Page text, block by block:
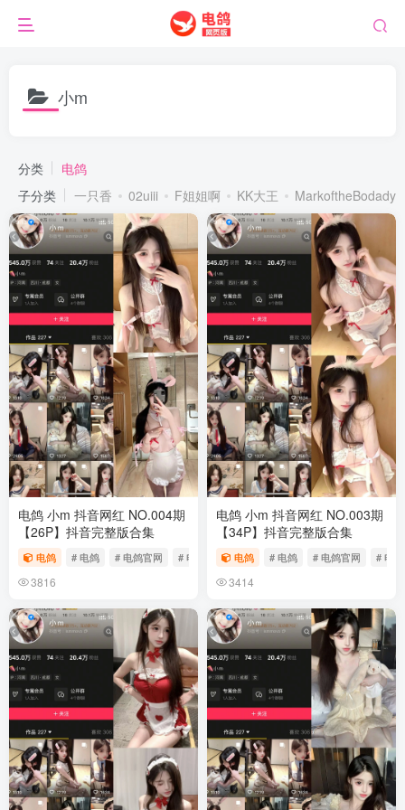
小m
分类
电鸽
子分类
一只香 02uiii F姐姐啊 KK大王 MarkoftheBodady
电鸽 小m 抖音网红 NO.004期
【26P】抖音完整版合集
电鸽 # 电鸽 # 电鸽官网 # 电鸽app
3816
电鸽 小m 抖音网红 NO.003期
【34P】抖音完整版合集
电鸽 # 电鸽 # 电鸽官网 # 电
3414